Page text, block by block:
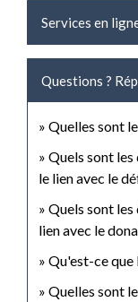
Services en
Questions ?
Quelles sont
Quels sont les
le lien avec le
Quels sont les
lien avec le
Qu'est-ce que
Quelles sont